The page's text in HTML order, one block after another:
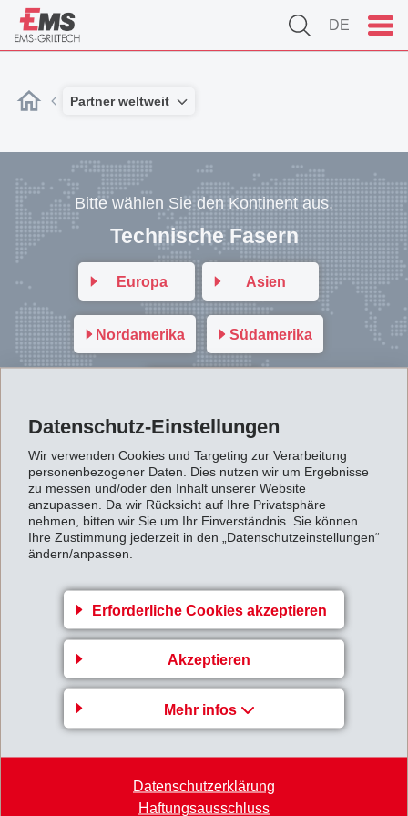
Datenschutz-Einstellungen
Wir verwenden Cookies und Targeting zur Verarbeitung
personenbezogener Daten. Dies nutzen wir um Ergebnisse
zu messen und/oder den Inhalt unserer Website
anzupassen. Da wir Rücksicht auf Ihre Privatsphäre
nehmen, bitten wir Sie um Ihr Einverständnis. Sie können
Ihre Zustimmung jederzeit in den „Datenschutzeinstellungen“
ändern/anpassen.
Erforderliche Cookies akzeptieren
Akzeptieren
Mehr infos
Datenschutzerklärung
Haftungsausschluss
DE
Partner weltweit
Bitte wählen Sie den Kontinent aus.
Technische Fasern
Europa Asien
Nordamerika Südamerika
Gruppenleitung
EMS-CHEMIE AG
Business Unit EMS-GRILTECH
Via Innovativa 1
7013 Domat/Ems
Switzerland
+41 81 632 72 02